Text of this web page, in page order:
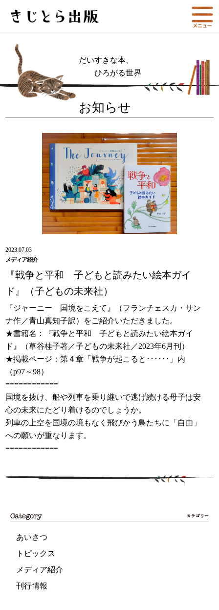
だいすきな本、
ひろがる世界
お知らせ
2023.07.03
メディア紹介
『戦争と平和 子どもと読みたい絵本ガイ
ド』（子どもの未来社）
『ジャーニー 国境をこえて』（フランチェスカ・サン
ナ作／青山真知子訳）をご紹介いただきました。
★書籍名：『戦争と平和 子どもと読みたい絵本ガイ
ド』（草谷桂子著／子どもの未来社／2023年6月刊）
★掲載ページ：第４章「戦争が起こると･･････」内
（p97～98）
============
国境を抜け、船や列車を乗り継いで逃げ続ける母子は安
心の未来にたどり着けるのでしょうか。
列車の上空を国境の境もなく飛びかう鳥たちに「自由」
への願いが重なります。
============
あいさつ
トピックス
メディア紹介
刊行情報